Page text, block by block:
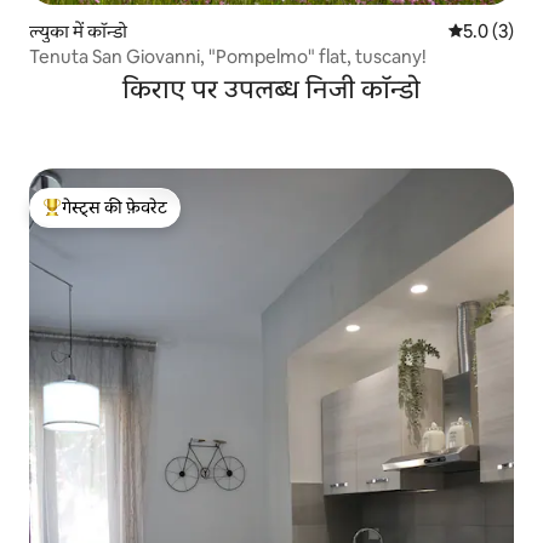
ल्युका में कॉन्डो औसत रेटिंग 5
5.0 (3)
Tenuta San Giovanni, "Pompelmo" flat, tuscany!
किराए पर उपलब्ध निजी कॉन्डो
गेस्ट्स का टॉप फ़ेवरेट
गेस्ट्स की फ़ेवरेट